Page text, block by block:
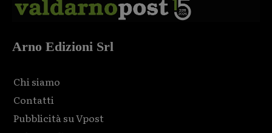
Arno Edizioni Srl
Chi siamo
Contatti
Pubblicità su Vpost